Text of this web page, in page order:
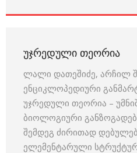
ᲣᲯᲠᲔᲓᲣᲚᲘ ᲗᲔᲝᲠᲘᲐ
ლალი დათეშიძე, არჩილ
ენციკლოპედიური
უჯრედული თეორია –
ბიოლოგიური
შემდეგ ძირითად
ელემენტარული